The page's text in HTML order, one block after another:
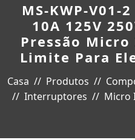
MS-KWP-V01-
10A 125V
Pressão
Limite Para
Casa Produtos
Interruptores
Micro